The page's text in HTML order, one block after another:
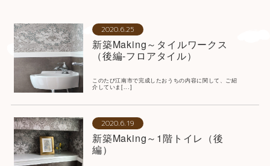
2020.6.25
新築Making～タイルワークス
（後編-フロアタイル）
このたび江南市で完成したおうちの内容に関して、ご紹
介していま[...]
2020.6.19
新築Making～1階トイレ（後
編）